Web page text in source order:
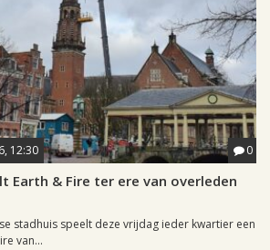
12:30 0
Earth & Fire ter ere van overleden
stadhuis speelt deze vrijdag ieder kwartier een
van...